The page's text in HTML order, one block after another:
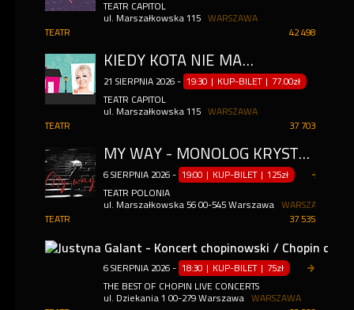
TEATR CAPITOL
ul. Marszałkowska 115
WARSZAWA
42 498
TEATR
KIEDY KOTA NIE MA...
21 SIERPNIA 2026 - 19:30 | KUP-BILET | 77.00zł
TEATR CAPITOL
ul. Marszałkowska 115
WARSZAWA
37 703
TEATR
MY WAY - MONOLOG KRYSTYNY JANDY
6 SIERPNIA 2026 - 19:00 | KUP-BILET |125zł
TEATR POLONIA
ul. Marszałkowska 56 00-545 Warszawa
WARSZAWA
37 535
TEATR
6 SIERPNIA 2026 - 18:30 | KUP-BILET | 75zł
THE BEST OF CHOPIN LIVE CONCERTS
ul. Dziekania 1 00-279 Warszawa
WARSZAWA